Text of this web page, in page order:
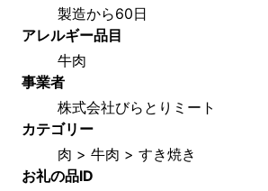
製造から60日
アレルギー品目
牛肉
事業者
株式会社びらとりミート
カテゴリー
肉 > 牛肉 > すき焼き
お礼の品ID